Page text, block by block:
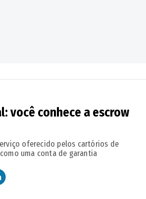
você conhece a escrow
oferecido pelos cartórios de
uma conta de garantia